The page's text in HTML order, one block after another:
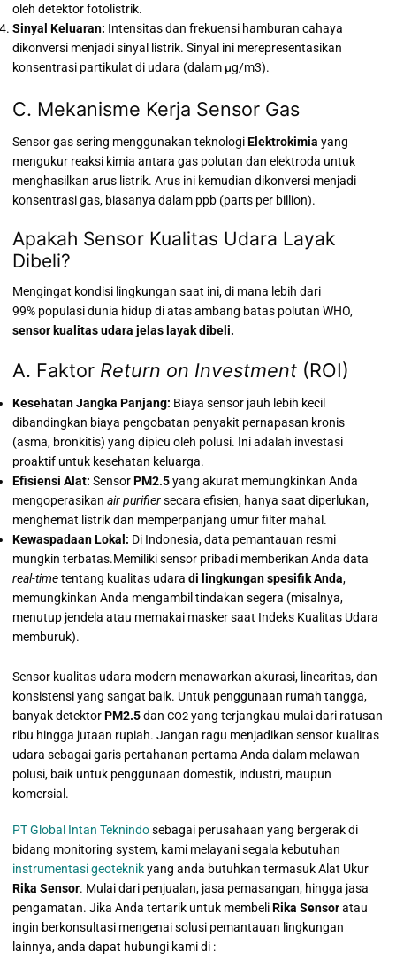
oleh detektor fotolistrik.
Sinyal Keluaran: Intensitas dan frekuensi hamburan cahaya
dikonversi menjadi sinyal listrik. Sinyal ini merepresentasikan
konsentrasi partikulat di udara (dalam µg/m3).
C. Mekanisme Kerja Sensor Gas
Sensor gas sering menggunakan teknologiElektrokimia yang
mengukur reaksi kimia antara gas polutan dan elektroda untuk
menghasilkan arus listrik. Arus ini kemudian dikonversi menjadi
konsentrasi gas, biasanya dalam ppb (parts per billion).
Apakah Sensor Kualitas Udara Layak
Dibeli?
Mengingat kondisi lingkungan saat ini, di mana lebih dari
99% populasi dunia hidup di atas ambang batas polutan WHO,
sensor kualitas udara jelas layak dibeli.
A. Faktor Return on Investment (ROI)
Kesehatan Jangka Panjang: Biaya sensor jauh lebih kecil
dibandingkan biaya pengobatan penyakit pernapasan kronis
(asma, bronkitis) yang dipicu oleh polusi. Ini adalah investasi
proaktif untuk kesehatan keluarga.
Efisiensi Alat: SensorPM2.5yang akurat memungkinkan Anda
mengoperasikan air purifiersecara efisien, hanya saat diperlukan,
menghemat listrik dan memperpanjang umur filter mahal.
Kewaspadaan Lokal: Di Indonesia, data pemantauan resmi
mungkin terbatas.Memiliki sensor pribadi memberikan Anda data
real-timetentang kualitas udara di lingkungan spesifik Anda,
memungkinkan Anda mengambil tindakan segera (misalnya,
menutup jendela atau memakai masker saat Indeks Kualitas Udara
memburuk).
Sensor kualitas udara modern menawarkan akurasi, linearitas, dan
konsistensi yang sangat baik. Untuk penggunaan rumah tangga,
banyak detektorPM2.5dan CO2 yang terjangkau mulai dari ratusan
ribu hingga jutaan rupiah. Jangan ragu menjadikan sensor kualitas
udara sebagai garis pertahanan pertama Anda dalam melawan
polusi, baik untuk penggunaan domestik, industri, maupun
komersial.
PT Global Intan Teknindosebagai perusahaan yang bergerak di
bidang monitoring system, kami melayani segala kebutuhan
instrumentasi geoteknikyang anda butuhkan termasuk Alat Ukur
Rika Sensor. Mulai dari penjualan, jasa pemasangan, hingga jasa
pengamatan. Jika Anda tertarik untuk membeliRika Sensoratau
ingin berkonsultasi mengenai solusi pemantauan lingkungan
lainnya, anda dapat hubungi kami di :